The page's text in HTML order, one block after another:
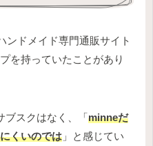
ンドメイド専門通販サイト
を持っていたことがあり
ブスクはなく、「minneだ
くいのでは 」と感じてい